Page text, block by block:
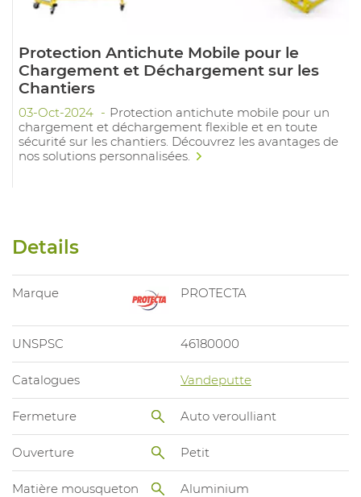
Protection Antichute Mobile pour le
Chargement et Déchargement sur les
Chantiers
03-Oct-2024
Protection antichute mobile pour un
chargement et déchargement flexible et en toute
sécurité sur les chantiers. Découvrez les avantages de
nos solutions personnalisées.
Details
Marque PROTECTA
UNSPSC 46180000
Catalogues Vandeputte
Fermeture Auto veroulliant
Ouverture Petit
Matière mousqueton Aluminium